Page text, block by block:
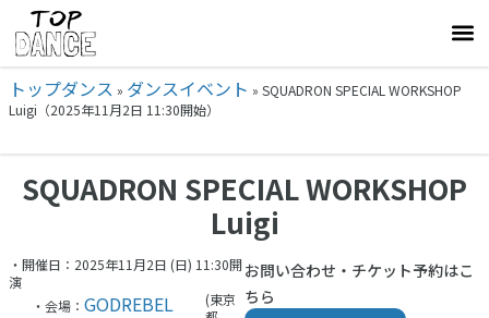
トップダンス » ダンスイベント » SQUADRON SPECIAL WORKSHOP
Luigi（2025年11月2日 11:30開始）
SQUADRON SPECIAL WORKSHOP
Luigi
・開催日：2025年11月2日 (日) 11:30開
演
・会場：GODREBEL
(東京
お問い合わせ・チケット予約はこ
ちら